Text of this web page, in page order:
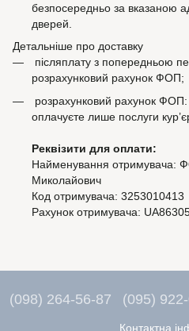
безпосередньо за вказаною
дверей.
Детальніше про доставку
післяплату з попередньою
розрахунковий рахунок ФОП;
розрахунковий рахунок
оплачуєте лише послуги
Реквізити для оплати:
Найменування отримувача:
Миколайович
Код отримувача: 3253010413
Рахунок отримувача:
(098) 264-56-87 (095)
Контактна